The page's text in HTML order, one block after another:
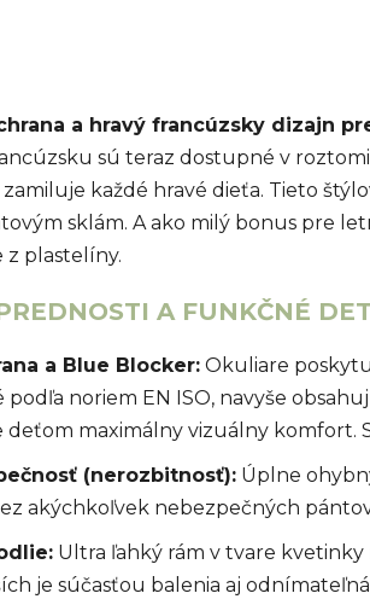
a hravý francúzsky dizajn
sú teraz dostupné v
zamiluje každé hravé dieťa. Tieto
sklám. A ako milý bonus pre
z plastelíny.
A FUNKČNÉ
a Blue Blocker: Okuliare
podľa noriem EN ISO, navyše
deťom maximálny vizuálny komfort.
(nerozbitnosť): Úplne
akýchkoľvek nebezpečných
Ultra ľahký rám v tvare
je súčasťou balenia aj